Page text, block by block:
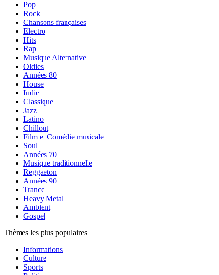
Pop
Rock
Chansons françaises
Electro
Hits
Rap
Musique Alternative
Oldies
Années 80
House
Indie
Classique
Jazz
Latino
Chillout
Film et Comédie musicale
Soul
Années 70
Musique traditionnelle
Reggaeton
Années 90
Trance
Heavy Metal
Ambient
Gospel
Thèmes les plus populaires
Informations
Culture
Sports